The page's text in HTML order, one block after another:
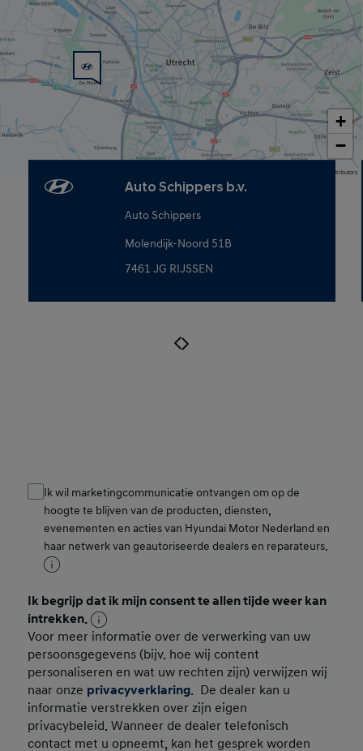
+
−
Map data © OpenStreetMap contributors
Auto Schippers b.v.
Auto Schippers
Molendijk-Noord 51B
7461 JG RIJSSEN
Consent
Ik wil marketingcommunicatie ontvangen om op de
hoogte te blijven van de producten, diensten,
evenementen en acties van Hyundai Motor Nederland en
haar netwerk van geautoriseerde dealers en reparateurs.
Consent Persoonsgegevens
Ik begrijp dat ik mijn consent te allen tijde weer kan
intrekken.
Voor meer informatie over de verwerking van uw
persoonsgegevens (bijv. hoe wij content
personaliseren en wat uw rechten zijn) verwijzen wij
naar onze privacyverklaring. De dealer kan u
informatie verstrekken over zijn eigen
privacybeleid. Wanneer de dealer telefonisch
contact met u opneemt, kan het gesprek worden